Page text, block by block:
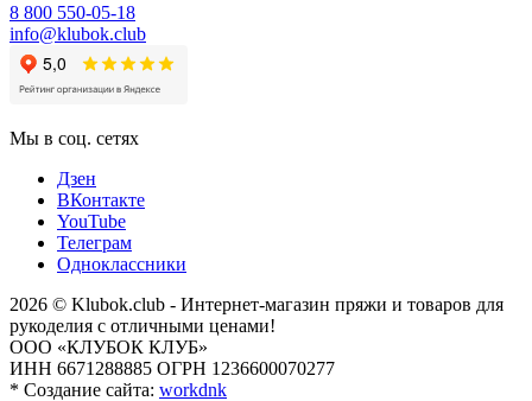
8 800 550-05-18
info@klubok.club
Мы в соц. сетях
Дзен
ВКонтакте
YouTube
Телеграм
Одноклассники
2026 © Klubok.club - Интернет-магазин пряжи и товаров для
рукоделия с отличными ценами!
ООО «КЛУБОК КЛУБ»
ИНН 6671288885 ОГРН 1236600070277
* Создание сайта: workdnk